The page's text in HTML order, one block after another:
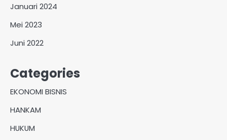
Januari 2024
Mei 2023
Juni 2022
Categories
EKONOMI BISNIS
HANKAM
HUKUM